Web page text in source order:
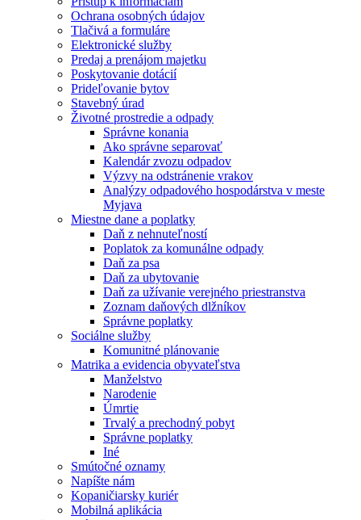
Ochrana osobných údajov
Tlačivá a formuláre
Elektronické služby
Predaj a prenájom majetku
Poskytovanie dotácií
Prideľovanie bytov
Stavebný úrad
Životné prostredie a odpady
Správne konania
Ako správne separovať
Kalendár zvozu odpadov
Výzvy na odstránenie vrakov
Analýzy odpadového hospodárstva v meste
Myjava
Miestne dane a poplatky
Daň z nehnuteľností
Poplatok za komunálne odpady
Daň za psa
Daň za ubytovanie
Daň za užívanie verejného priestranstva
Zoznam daňových dlžníkov
Správne poplatky
Sociálne služby
Komunitné plánovanie
Matrika a evidencia obyvateľstva
Manželstvo
Narodenie
Úmrtie
Trvalý a prechodný pobyt
Správne poplatky
Iné
Smútočné oznamy
Napíšte nám
Kopaničiarsky kuriér
Mobilná aplikácia